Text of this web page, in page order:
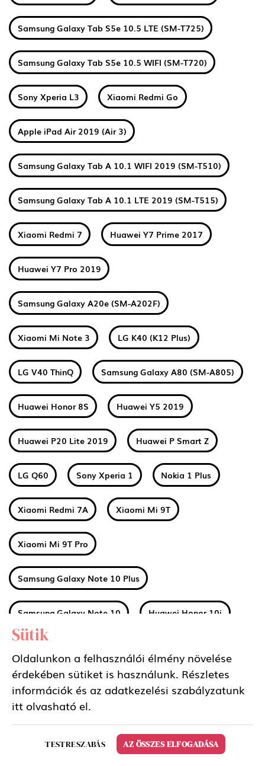
Samsung Galaxy Tab S5e 10.5 LTE (SM-T725)
Samsung Galaxy Tab S5e 10.5 WIFI (SM-T720)
Sony Xperia L3 Xiaomi Redmi Go
Apple iPad Air 2019 (Air 3)
Samsung Galaxy Tab A 10.1 WIFI 2019 (SM-T510)
Samsung Galaxy Tab A 10.1 LTE 2019 (SM-T515)
Xiaomi Redmi 7 Huawei Y7 Prime 2017
Huawei Y7 Pro 2019
Samsung Galaxy A20e (SM-A202F)
Xiaomi Mi Note 3 LG K40 (K12 Plus)
LG V40 ThinQ Samsung Galaxy A80 (SM-A805)
Huawei Honor 8S Huawei Y5 2019
Huawei P20 Lite 2019 Huawei P Smart Z
LG Q60 Sony Xperia 1 Nokia 1 Plus
Xiaomi Redmi 7A Xiaomi Mi 9T
Xiaomi Mi 9T Pro
Samsung Galaxy Note 10 Plus
Samsung Galaxy Note 10 Huawei Honor 10i
Huawei Honor 20 Pro Apple iPhone 11
Huawei Mate 30 Xiaomi Mi A3
Sütik
Oldalunkon a felhasználói élmény növelése
érdekében sütiket is használunk. Részletes
információk és az adatkezelési szabályzatunk
itt olvasható el.
TESTRESZABÁS AZ ÖSSZES ELFOGADÁSA